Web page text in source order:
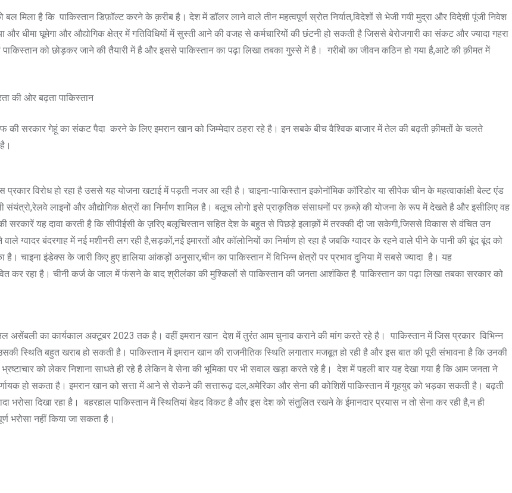
है कि पाकिस्तान डिफ़ॉल्ट करने के क़रीब है। देश में डॉलर लाने वाले तीन महत्वपूर्ण स्रोत निर्यात,विदेशों से भेजी गयी मुद्रा और विदेशी पूंजी निवेश
और धीमा घूमेगा और औद्योगिक क्षेत्र में गतिविधियों में सुस्ती आने की वजह से कर्मचारियों की छंटनी हो सकती है जिससे बेरोजगारी का संकट और ज्यादा गहरा
को छोड़कर जाने की तैयारी में है और इससे पाकिस्तान का पढ़ा लिखा तबका गुस्से में है। गरीबों का जीवन कठिन हो गया है,आटे की क़ीमत में
सरकार गेहूं का संकट पैदा करने के लिए इमरान खान को जिम्मेदार ठहरा रहे है। इन सबके बीच वैश्विक बाजार में तेल की बढ़ती क़ीमतों के चलते
विरोध हो रहा है उससे यह योजना खटाई में पड़ती नजर आ रही है। चाइना-पाकिस्तान इकोनॉमिक कॉरिडोर या सीपेक चीन के महत्वाकांक्षी बेल्ट एंड
संयंत्रो,रेलवे लाइनों और औद्योगिक क्षेत्रों का निर्माण शामिल है। बलूच लोगो इसे प्राकृतिक संसाधनों पर क़ब्ज़े की योजना के रूप में देखते है और इसीलिए वह
सरकारें यह दावा करती है कि सीपीईसी के ज़रिए बलूचिस्तान सहित देश के बहुत से पिछड़े इलाक़ों में तरक्की दी जा सकेगी,जिससे विकास से वंचित उन
बंदरगाह में नई मशीनरी लग रही है,सड़कों,नई इमारतों और कॉलोनियों का निर्माण हो रहा है जबकि ग्वादर के रहने वाले पीने के पानी की बूंद बूंद को
चाइना इंडेक्स के जारी किए हुए हालिया आंकड़ों अनुसार,चीन का पाकिस्तान में विभिन्न क्षेत्रों पर प्रभाव दुनिया में सबसे ज्यादा है। यह
कर रहा है। चीनी कर्ज के जाल में फंसने के बाद श्रीलंका की मुश्किलों से पाकिस्तान की जनता आशंकित है. पाकिस्तान का पढ़ा लिखा तबका सरकार को
असेंबली का कार्यकाल अक्टूबर 2023 तक है। वहीं इमरान खान देश में तुरंत आम चुनाव कराने की मांग करते रहे है। पाकिस्तान में जिस प्रकार विभिन्न
स्थिति बहुत खराब हो सकती है। पाकिस्तान में इमरान खान की राजनीतिक स्थिति लगातार मजबूत हो रही है और इस बात की पूरी संभावना है कि उनकी
को लेकर निशाना साधते ही रहे है लेकिन वे सेना की भूमिका पर भी सवाल खड़ा करते रहे है। देश में पहली बार यह देखा गया है कि आम जनता ने
हो सकता है। इमरान खान को सत्ता में आने से रोकने की सत्तारूढ़ दल,अमेरिका और सेना की कोशिशें पाकिस्तान में गृहयुद्द को भड़का सकती है। बढ़ती
भरोसा दिखा रहा है। बहरहाल पाकिस्तान में स्थितियां बेहद विकट है और इस देश को संतुलित रखने के ईमानदार प्रयास न तो सेना कर रही है,न ही
भरोसा नहीं किया जा सकता है।